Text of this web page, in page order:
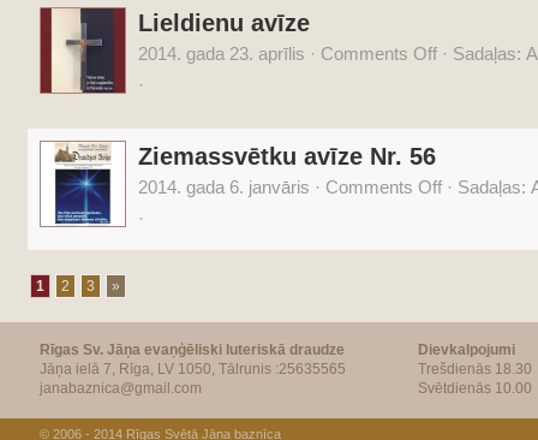
Lieldienu avīze
2014. gada 23. aprīlis · Comments Off · Sadaļas:
·
Ziemassvētku avīze Nr. 56
2014. gada 6. janvāris · Comments Off · Sadaļas:
·
1 2 3 »
Rīgas Sv. Jāņa evaņģēliski luteriskā draudze
Jāņa ielā 7, Rīga, LV 1050, Tālrunis :25635565
janabaznica@gmail.com
Dievkalpojumi
Trešdienās 18.30
Svētdienās 10.00
© 2006 - 2014 Rīgas Svētā Jāņa baznīca